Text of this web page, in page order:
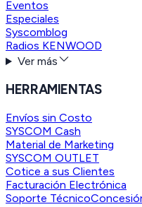
Eventos
Especiales
Syscomblog
Radios KENWOOD
Ver más
HERRAMIENTAS
Envíos sin Costo
SYSCOM Cash
Material de Marketing
SYSCOM OUTLET
Cotice a sus Clientes
Facturación Electrónica
Soporte Técnico